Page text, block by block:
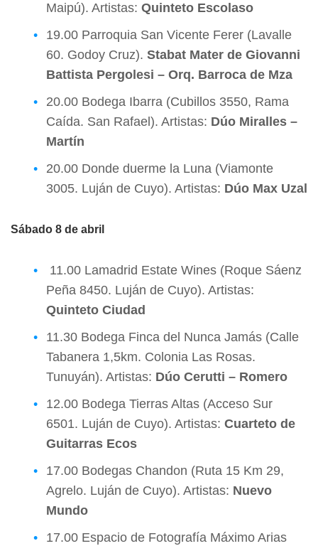
Maipú). Artistas: Quinteto Escolaso
19.00 Parroquia San Vicente Ferer (Lavalle
60. Godoy Cruz). Stabat Mater de Giovanni
Battista Pergolesi – Orq. Barroca de Mza
20.00 Bodega Ibarra (Cubillos 3550, Rama
Caída. San Rafael). Artistas: Dúo Miralles –
Martín
20.00 Donde duerme la Luna (Viamonte
3005. Luján de Cuyo). Artistas: Dúo Max Uzal
Sábado 8 de abril
11.00 Lamadrid Estate Wines (Roque Sáenz
Peña 8450. Luján de Cuyo). Artistas:
Quinteto Ciudad
11.30 Bodega Finca del Nunca Jamás (Calle
Tabanera 1,5km. Colonia Las Rosas.
Tunuyán). Artistas: Dúo Cerutti – Romero
12.00 Bodega Tierras Altas (Acceso Sur
6501. Luján de Cuyo). Artistas: Cuarteto de
Guitarras Ecos
17.00 Bodegas Chandon (Ruta 15 Km 29,
Agrelo. Luján de Cuyo). Artistas: Nuevo
Mundo
17.00 Espacio de Fotografía Máximo Arias